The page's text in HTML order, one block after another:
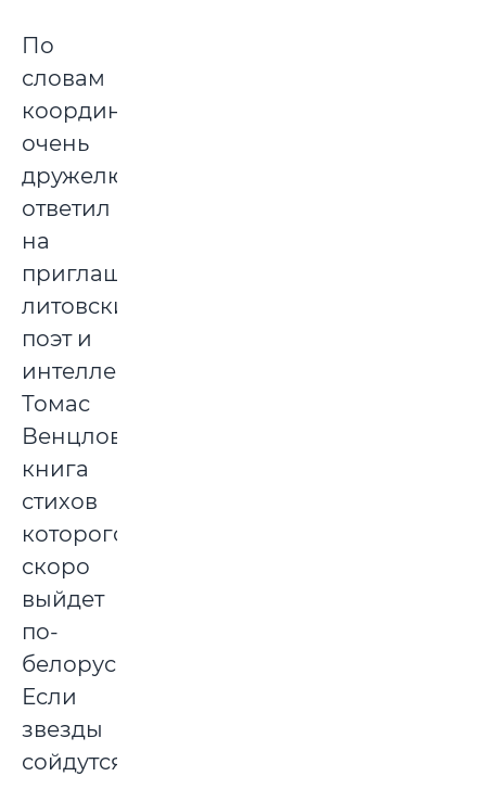
По
словам
координаторов,
очень
дружелюбно
ответил
на
приглашение
литовский
поэт и
интеллектуал
Томас
Венцлова,
книга
стихов
которого
скоро
выйдет
по-
белорусски.
Если
звезды
сойдутся,